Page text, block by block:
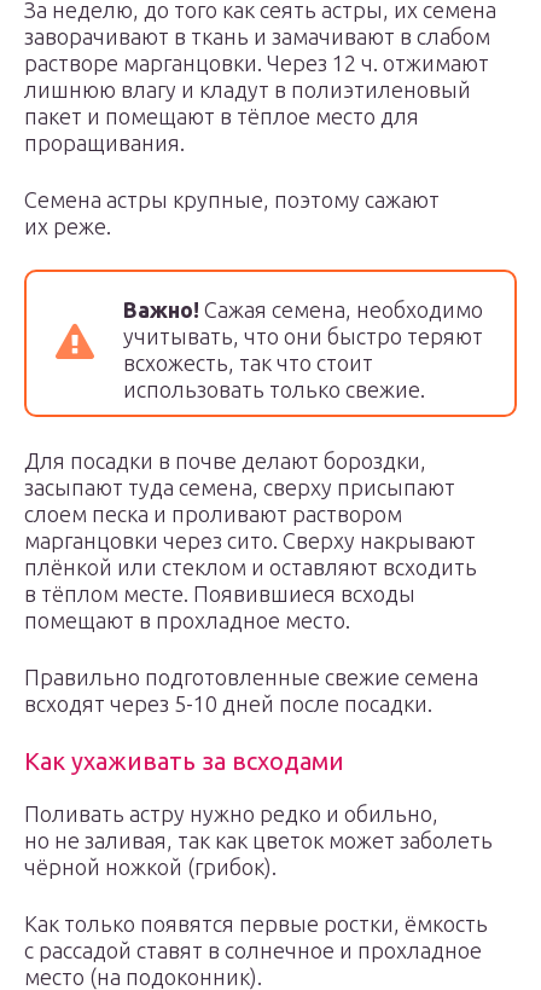
За неделю, до того как сеять астры, их семена
заворачивают в ткань и замачивают в слабом
растворе марганцовки. Через 12 ч. отжимают
лишнюю влагу и кладут в полиэтиленовый
пакет и помещают в тёплое место для
проращивания.
Семена астры крупные, поэтому сажают
их реже.
Важно! Сажая семена, необходимо
учитывать, что они быстро теряют
всхожесть, так что стоит
использовать только свежие.
Для посадки в почве делают бороздки,
засыпают туда семена, сверху присыпают
слоем песка и проливают раствором
марганцовки через сито. Сверху накрывают
плёнкой или стеклом и оставляют всходить
в тёплом месте. Появившиеся всходы
помещают в прохладное место.
Правильно подготовленные свежие семена
всходят через 5-10 дней после посадки.
Как ухаживать за всходами
Поливать астру нужно редко и обильно,
но не заливая, так как цветок может заболеть
чёрной ножкой (грибок).
Как только появятся первые ростки, ёмкость
с рассадой ставят в солнечное и прохладное
место (на подоконник).